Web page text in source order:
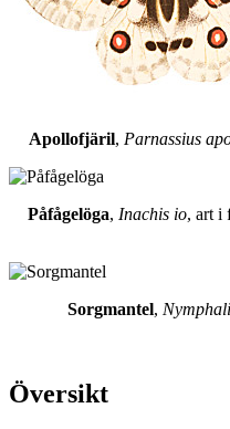
Apollofjäril, Parnassius
Påfågelöga, Inachis io, art i
Sorgmantel,
Översikt